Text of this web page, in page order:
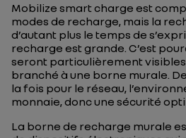
Mobilize smart charge est
modes de recharge, mais la
d’autant plus le temps de
recharge est grande. C’est
seront particulièrement visibles
branché à une borne murale.
la fois pour le réseau,
monnaie, donc une sécurité
La borne de recharge murale